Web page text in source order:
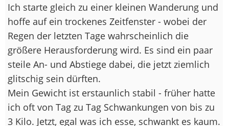
Ich starte gleich zu einer kleinen Wanderung und
hoffe auf ein trockenes Zeitfenster - wobei der
Regen der letzten Tage wahrscheinlich die
größere Herausforderung wird. Es sind ein paar
steile An- und Abstiege dabei, die jetzt ziemlich
glitschig sein dürften.
Mein Gewicht ist erstaunlich stabil - früher hatte
ich oft von Tag zu Tag Schwankungen von bis zu
3 Kilo. Jetzt, egal was ich esse, schwankt es kaum.